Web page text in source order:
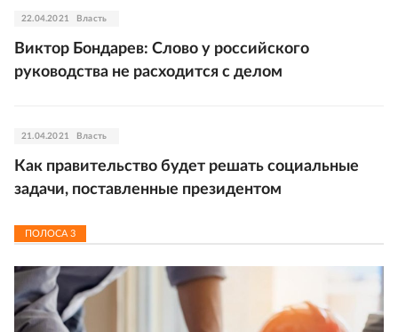
22.04.2021 Власть
Виктор Бондарев: Слово у российского
руководства не расходится с делом
21.04.2021 Власть
Как правительство будет решать социальные
задачи, поставленные президентом
ПОЛОСА3